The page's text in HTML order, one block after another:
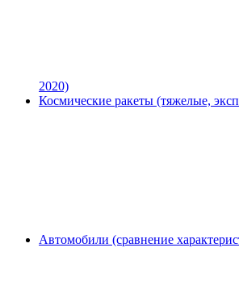
2020)
Космические ракеты (тяжелые,
Автомобили (сравнение